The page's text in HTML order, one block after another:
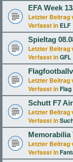
EFA Week
Letzter Beitrag
Verfasst in ELF
Spieltag
Letzter Beitrag
Verfasst inGFL
Letzter Beitrag
Verfasst in
Schutt F7
Letzter Beitrag
Verfasst in
Memorabilia
Letzter Beitrag
Verfasst in